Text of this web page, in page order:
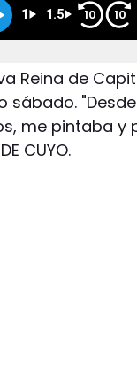
1 1.5 10 10
Reina de
sábado.
me pintaba y
CUYO.